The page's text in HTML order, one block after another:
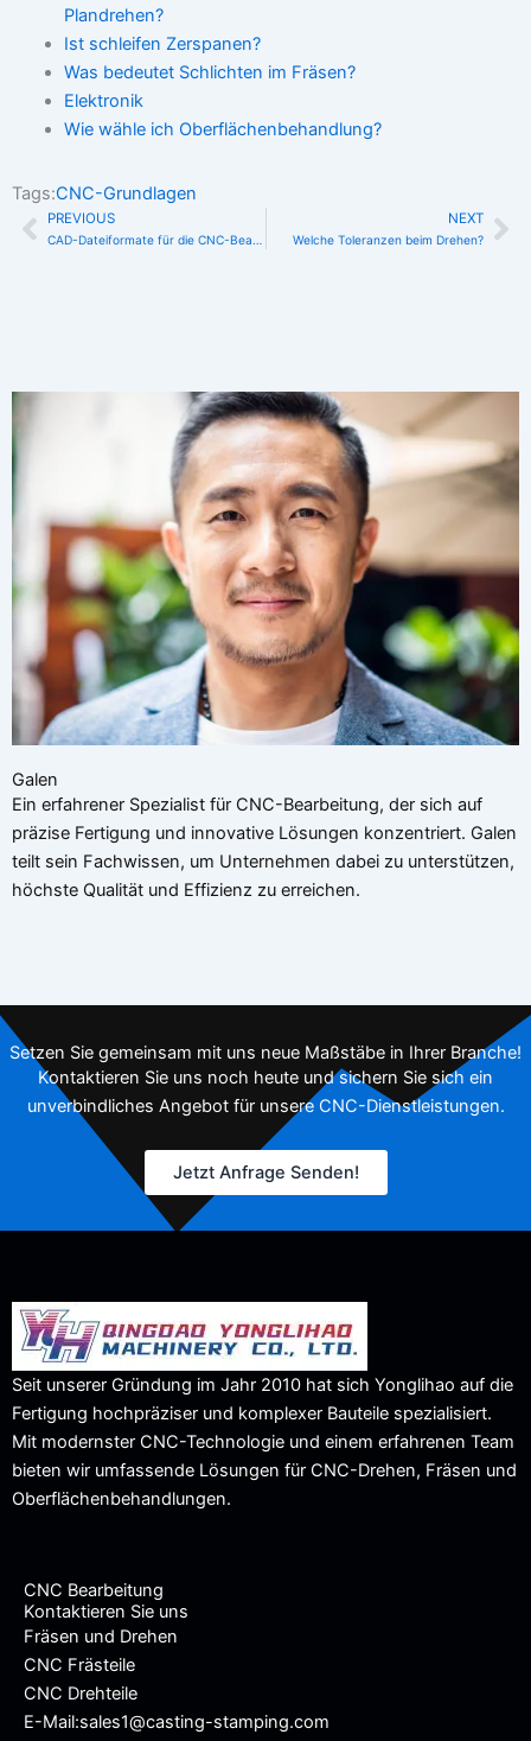
Plandrehen?
Ist schleifen Zerspanen?
Was bedeutet Schlichten im Fräsen?
Elektronik
Wie wähle ich Oberflächenbehandlung?
Tags:CNC-Grundlagen
Zurück
PREVIOUS
CAD-Dateiformate für die CNC-Bearbeitung
NEXT
Welche Toleranzen beim Drehen?
Galen
Ein erfahrener Spezialist für CNC-Bearbeitung, der sich auf
präzise Fertigung und innovative Lösungen konzentriert. Galen
teilt sein Fachwissen, um Unternehmen dabei zu unterstützen,
höchste Qualität und Effizienz zu erreichen.
Setzen Sie gemeinsam mit uns neue Maßstäbe in Ihrer Branche!
Kontaktieren Sie uns noch heute und sichern Sie sich ein
unverbindliches Angebot für unsere CNC-Dienstleistungen.
Jetzt Anfrage Senden!
Seit unserer Gründung im Jahr 2010 hat sich Yonglihao auf die
Fertigung hochpräziser und komplexer Bauteile spezialisiert.
Mit modernster CNC-Technologie und einem erfahrenen Team
bieten wir umfassende Lösungen für CNC-Drehen, Fräsen und
Oberflächenbehandlungen.
CNC Bearbeitung
Kontaktieren Sie uns
Fräsen und Drehen
CNC Frästeile
CNC Drehteile
E-Mail:sales1@casting-stamping.com